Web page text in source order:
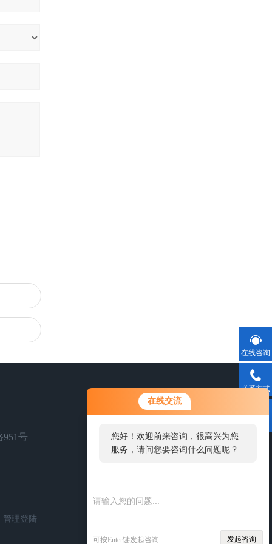
在线交流
您好！欢迎前来咨询，很高兴为您
服务，请问您要咨询什么问题呢？
可按Enter键发起咨询 发起咨询
951号
管理登陆
在线咨询
联系方式